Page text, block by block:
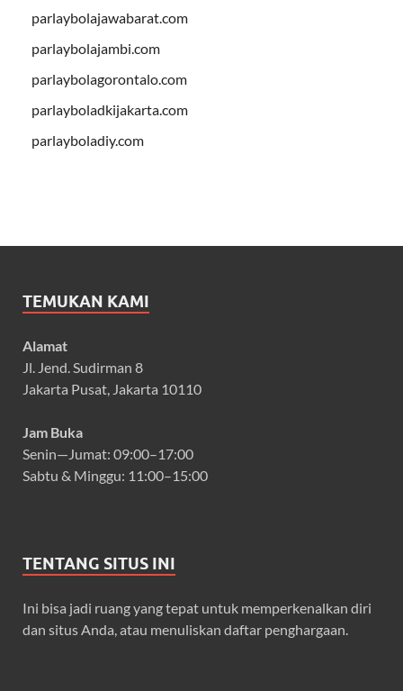
parlaybolajawabarat.com
parlaybolajambi.com
parlaybolagorontalo.com
parlayboladkijakarta.com
parlayboladiy.com
TEMUKAN KAMI
Alamat
Jl. Jend. Sudirman 8
Jakarta Pusat, Jakarta 10110
Jam Buka
Senin—Jumat: 09:00–17:00
Sabtu & Minggu: 11:00–15:00
TENTANG SITUS INI
Ini bisa jadi ruang yang tepat untuk memperkenalkan diri
dan situs Anda, atau menuliskan daftar penghargaan.